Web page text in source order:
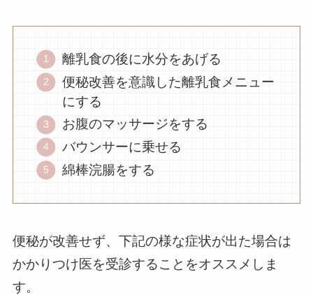
離乳食の後に水分をあげる
便秘改善を意識した離乳食メニュー
にする
お腹のマッサージをする
バウンサーに乗せる
綿棒浣腸をする
便秘が改善せず、下記の様な症状が出た場合は
かかりつけ医を受診することをオススメしま
す。